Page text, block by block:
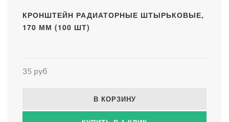
КРОНШТЕЙН РАДИАТОРНЫЕ ШТЫРЬКОВЫЕ,
170 ММ (100 ШТ)
35 руб
В КОРЗИНУ